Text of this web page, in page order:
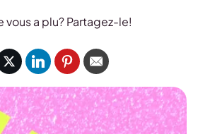
vous a plu? Partagez-le!